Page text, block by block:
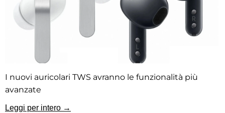
I nuovi auricolari TWS avranno le funzionalità più
avanzate
Leggi per intero →